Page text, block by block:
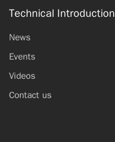
Technical Introduction
News
Events
Videos
Contact us